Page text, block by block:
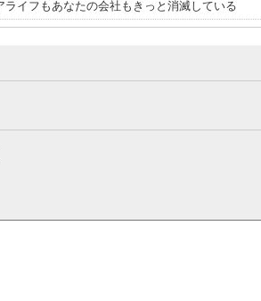
ライフもあなたの会社もきっと消滅している